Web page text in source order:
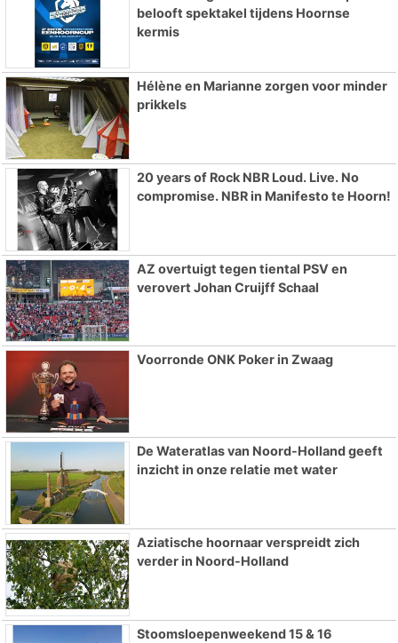
belooft spektakel tijdens Hoornse
kermis
Hélène en Marianne zorgen voor minder
prikkels
20 years of Rock NBR Loud. Live. No
compromise. NBR in Manifesto te Hoorn!
AZ overtuigt tegen tiental PSV en
verovert Johan Cruijff Schaal
Voorronde ONK Poker in Zwaag
De Wateratlas van Noord-Holland geeft
inzicht in onze relatie met water
Aziatische hoornaar verspreidt zich
verder in Noord-Holland
Stoomsloepenweekend 15 & 16